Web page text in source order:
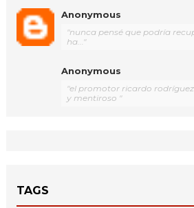
Anonymous
"nunca pensé que podría
ha..."
Anonymous
"el promotor ricardo
y mentiroso "
TAGS